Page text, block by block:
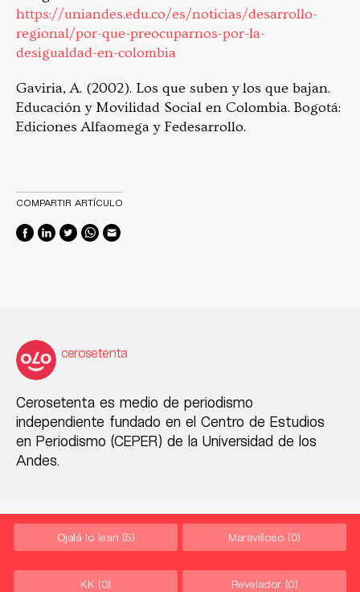
https://uniandes.edu.co/es/noticias/desarrollo-
regional/por-que-preocuparnos-por-la-
desigualdad-en-colombia
Gaviria, A. (2002). Los que suben y los que bajan.
Educación y Movilidad Social en Colombia. Bogotá:
Ediciones Alfaomega y Fedesarrollo.
COMPARTIR ARTÍCULO
cerosetenta
Cerosetenta es medio de periodismo
independiente fundado en el Centro de Estudios
en Periodismo (CEPER) de la Universidad de los
Andes.
Ojalá lo lean (5) Maravilloso (0)
KK (0) Revelador (0)